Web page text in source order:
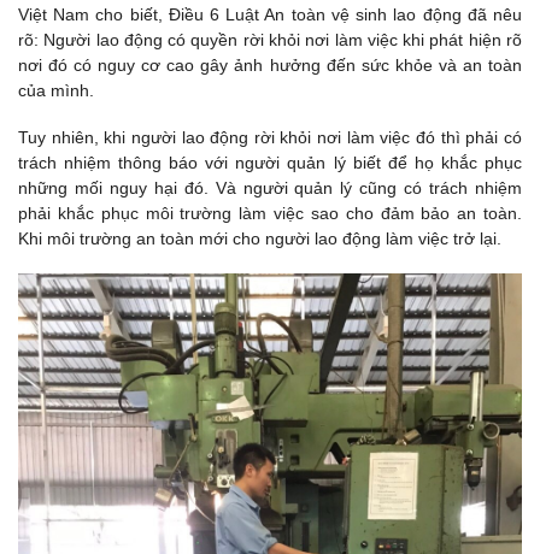
Việt Nam cho biết, Điều 6 Luật An toàn vệ sinh lao động đã nêu
rõ: Người lao động có quyền rời khỏi nơi làm việc khi phát hiện rõ
nơi đó có nguy cơ cao gây ảnh hưởng đến sức khỏe và an toàn
của mình.
Tuy nhiên, khi người lao động rời khỏi nơi làm việc đó thì phải có
trách nhiệm thông báo với người quản lý biết để họ khắc phục
những mối nguy hại đó. Và người quản lý cũng có trách nhiệm
phải khắc phục môi trường làm việc sao cho đảm bảo an toàn.
Khi môi trường an toàn mới cho người lao động làm việc trở lại.